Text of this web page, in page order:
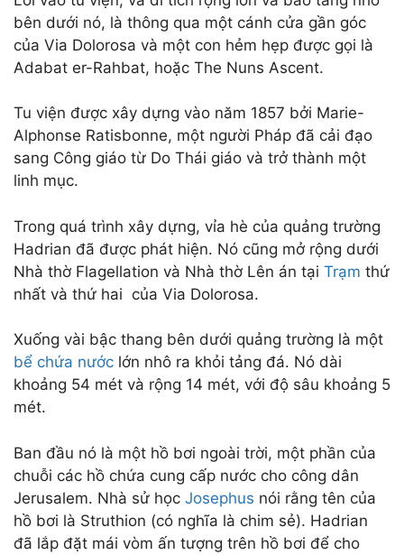
bên dưới nó, là thông qua một cánh cửa gần góc
của Via Dolorosa và một con hẻm hẹp được gọi là
Adabat er-Rahbat, hoặc The Nuns Ascent.
Tu viện được xây dựng vào năm 1857 bởi Marie-
Alphonse Ratisbonne, một người Pháp đã cải đạo
sang Công giáo từ Do Thái giáo và trở thành một
linh mục.
Trong quá trình xây dựng, vỉa hè của quảng trường
Hadrian đã được phát hiện. Nó cũng mở rộng dưới
Nhà thờ Flagellation và Nhà thờ Lên án tại Trạm thứ
nhất và thứ hai của Via Dolorosa.
Xuống vài bậc thang bên dưới quảng trường là một
bể chứa nước lớn nhô ra khỏi tảng đá. Nó dài
khoảng 54 mét và rộng 14 mét, với độ sâu khoảng 5
mét.
Ban đầu nó là một hồ bơi ngoài trời, một phần của
chuỗi các hồ chứa cung cấp nước cho công dân
Jerusalem. Nhà sử học Josephus nói rằng tên của
hồ bơi là Struthion (có nghĩa là chim sẻ). Hadrian
đã lắp đặt mái vòm ấn tượng trên hồ bơi để cho